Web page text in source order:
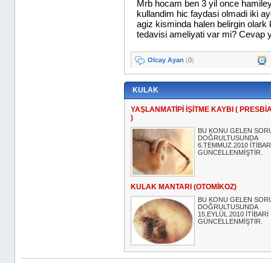
KULAK
YAŞLANMATİPİ İŞİTME KAYBI (
)
BU KONU GELEN
DOĞRULTUSUNDA
6.TEMMUZ.2010
GÜNCELLENMİŞTİR.
KULAK MANTARI (OTOMİKOZ)
BU KONU GELEN
DOĞRULTUSUNDA
15.EYLÜL.2010 İTİBARİ
GÜNCELLENMİŞTİR.